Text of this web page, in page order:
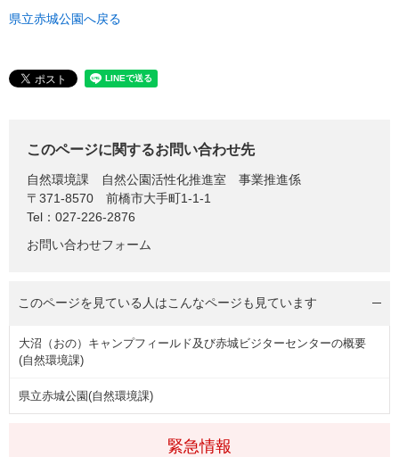
県立赤城公園へ戻る
このページに関するお問い合わせ先
自然環境課
自然公園活性化推進室 事業推進係
〒371-8570
前橋市大手町1-1-1
Tel：027-226-2876
お問い合わせフォーム
緊急情報
このページを見ている人はこんなページも見ています
大沼（おの）キャンプフィールド及び赤城ビジターセンターの概要
(自然環境課)
県立赤城公園(自然環境課)